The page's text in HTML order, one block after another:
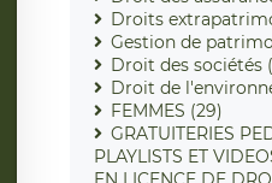
Droits
Gestion de
Droit des sociétés
Droit de
FEMMES (29)
GRATUITERIES
PLAYLISTS ET